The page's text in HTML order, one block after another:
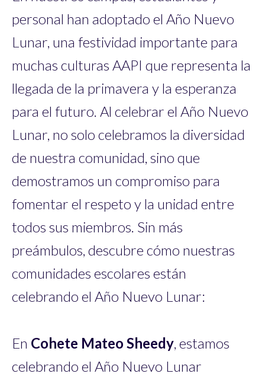
personal han adoptado el Año Nuevo
Lunar, una festividad importante para
muchas culturas AAPI que representa la
llegada de la primavera y la esperanza
para el futuro. Al celebrar el Año Nuevo
Lunar, no solo celebramos la diversidad
de nuestra comunidad, sino que
demostramos un compromiso para
fomentar el respeto y la unidad entre
todos sus miembros. Sin más
preámbulos, descubre cómo nuestras
comunidades escolares están
celebrando el Año Nuevo Lunar:
En Cohete Mateo Sheedy, estamos
celebrando el Año Nuevo Lunar